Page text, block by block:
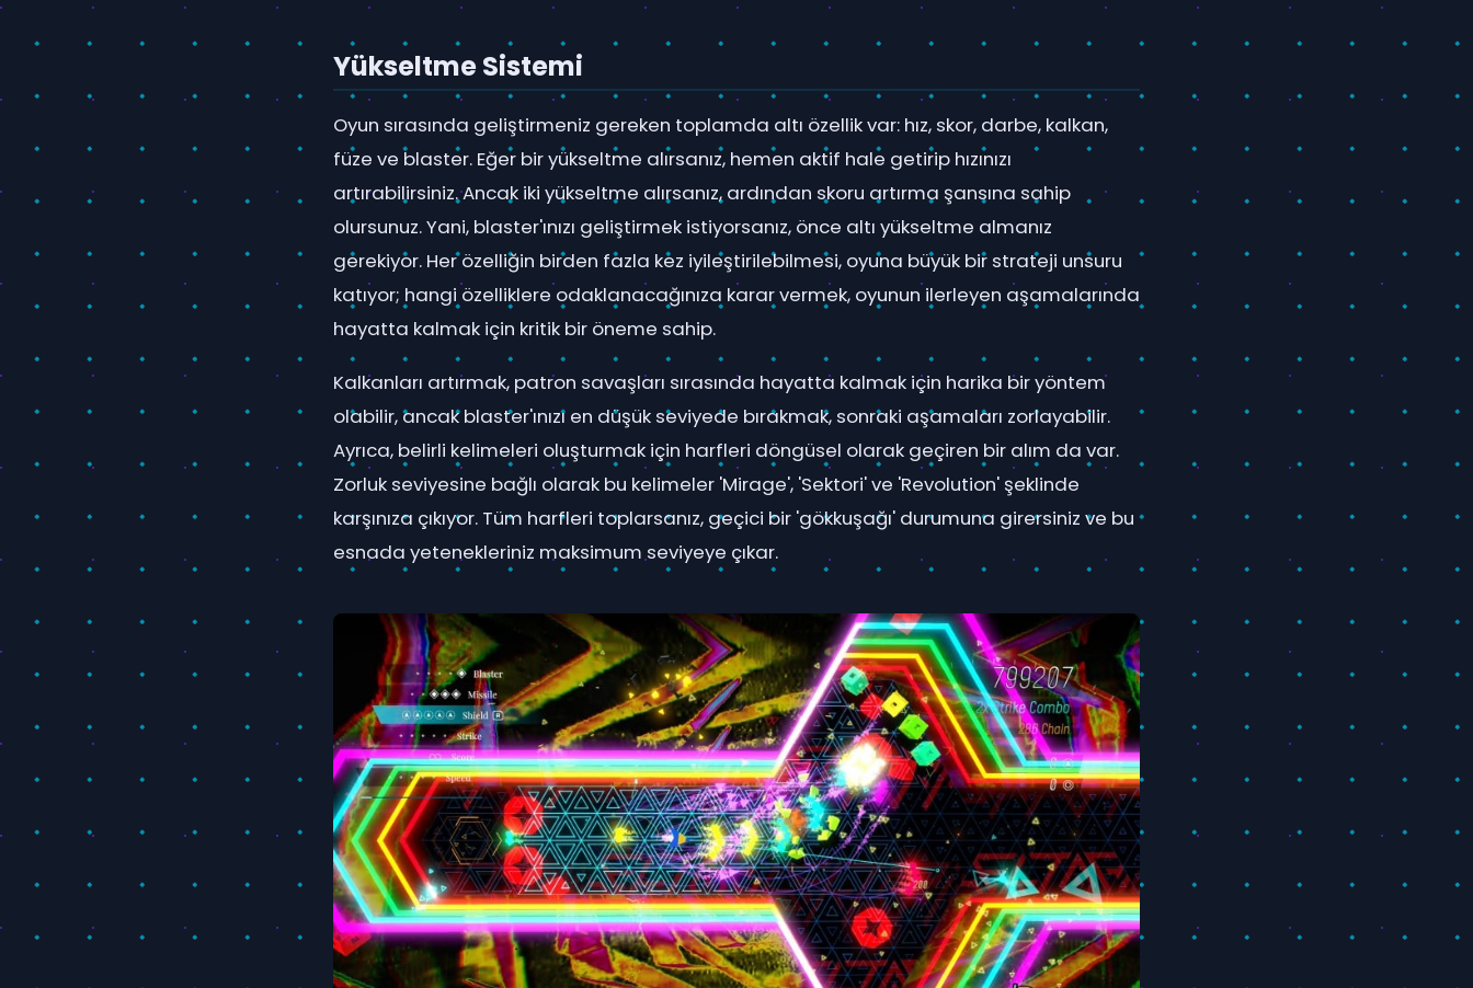
Yükseltme Sistemi
Oyun sırasında geliştirmeniz gereken toplamda altı özellik var: hız, skor, darbe, kalkan,
füze ve blaster. Eğer bir yükseltme alırsanız, hemen aktif hale getirip hızınızı
artırabilirsiniz. Ancak iki yükseltme alırsanız, ardından skoru artırma şansına sahip
olursunuz. Yani, blaster'ınızı geliştirmek istiyorsanız, önce altı yükseltme almanız
gerekiyor. Her özelliğin birden fazla kez iyileştirilebilmesi, oyuna büyük bir strateji unsuru
katıyor; hangi özelliklere odaklanacağınıza karar vermek, oyunun ilerleyen aşamalarında
hayatta kalmak için kritik bir öneme sahip.
Kalkanları artırmak, patron savaşları sırasında hayatta kalmak için harika bir yöntem
olabilir, ancak blaster'ınızı en düşük seviyede bırakmak, sonraki aşamaları zorlayabilir.
Ayrıca, belirli kelimeleri oluşturmak için harfleri döngüsel olarak geçiren bir alım da var.
Zorluk seviyesine bağlı olarak bu kelimeler 'Mirage', 'Sektori' ve 'Revolution' şeklinde
karşınıza çıkıyor. Tüm harfleri toplarsanız, geçici bir 'gökkuşağı' durumuna girersiniz ve bu
esnada yetenekleriniz maksimum seviyeye çıkar.